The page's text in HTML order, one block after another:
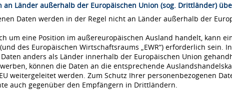
an Länder außerhalb der Europäischen Union (sog. Drittländer)
Daten werden in der Regel nicht an Länder außerhalb der
um eine Position im außereuropäischen Ausland handelt, kann
des Europäischen Wirtschaftsraums „EWR“) erforderlich sein.
anders als Länder innerhalb der Europäischen Union
können die Daten an die entsprechende
weitergeleitet werden. Zum Schutz Ihrer personenbezogenen
auch gegenüber den Empfängern in Drittländern.